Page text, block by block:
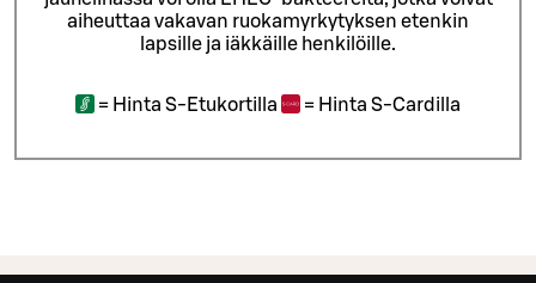
aiheuttaa vakavan ruokamyrkytyksen etenkin
lapsille ja iäkkäille henkilöille.
= Hinta S-Etukortilla = Hinta S-Cardilla